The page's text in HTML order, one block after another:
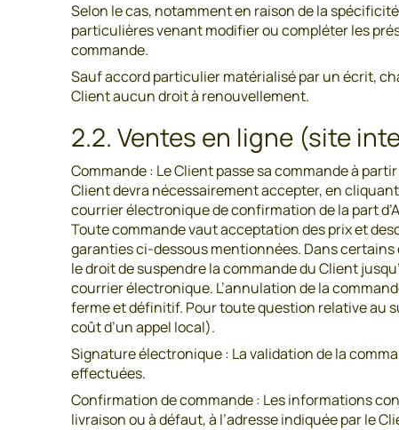
Selon le cas, notamment en raison de la
particulières venant modifier ou compléter les
commande.
Sauf accord particulier matérialisé par un écrit,
Client aucun droit à renouvellement.
2.2. Ventes en ligne (site
Commande : Le Client passe sa commande à
Client devra nécessairement accepter, en
courrier électronique de confirmation de la part
Toute commande vaut acceptation des prix et
garanties ci-dessous mentionnées. Dans
le droit de suspendre la commande du Client
courrier électronique. L’annulation de la
ferme et définitif. Pour toute question relative au
coût d’un appel local).
Signature électronique : La validation de la
effectuées.
Confirmation de commande : Les informations
livraison ou à défaut, à l’adresse indiquée par le